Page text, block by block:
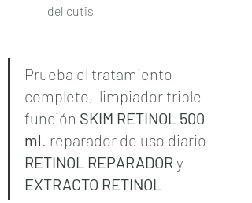
del cutis
Prueba el tratamiento
completo,  limpiador triple
función SKIM RETINOL 500
ml. reparador de uso diario
RETINOL REPARADOR y
EXTRACTO RETINOL